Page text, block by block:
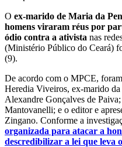
O ex-marido de Maria da
homens viraram réus por
ódio contra a ativista nas
(Ministério Público do Ceará)
(9).
De acordo com o MPCE,
Heredia Viveiros, ex-marido
Alexandre Gonçalves de
Mantovanelli; e o editor e
Zingano. Conforme a
organizada para atacar a
descredibilizar a lei que leva